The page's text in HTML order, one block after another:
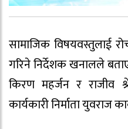
सामाजिक विषयवस्तुलाई
गरिने निर्देशक खनालले
किरण महर्जन र राजीव
कार्यकारी निर्माता युवराज